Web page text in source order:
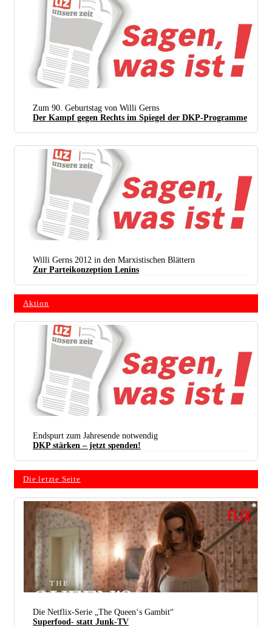
Willi Gerns (links) 1983 bei der Besetzung der HDW (Howaldtswerke Deutsche Werft AG) vor dem
Zum 90. Geburtstag von Willi Gerns
Der Kampf gegen Rechts im Spiegel der DKP-Programme
Willi Gerns 2012 in den Marxistischen Blättern
Zur Parteikonzeption Lenins
Aktion
Endspurt zum Jahresende notwendig
DKP stärken – jetzt spenden!
Die letzte Seite
Die Netflix-Serie „The Queen‘s Gambit“
Superfood- statt Junk-TV